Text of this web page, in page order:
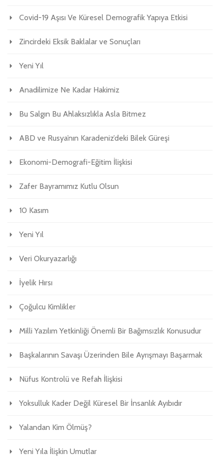
Covid-19 Aşısı Ve Küresel Demografik Yapıya Etkisi
Zincirdeki Eksik Baklalar ve Sonuçları
Yeni Yıl
Anadilimize Ne Kadar Hakimiz
Bu Salgın Bu Ahlaksızlıkla Asla Bitmez
ABD ve Rusya’nın Karadeniz’deki Bilek Güreşi
Ekonomi-Demografi-Eğitim İlişkisi
Zafer Bayramımız Kutlu Olsun
10 Kasım
Yeni Yıl
Veri Okuryazarlığı
İyelik Hırsı
Çoğulcu Kimlikler
Milli Yazılım Yetkinliği Önemli Bir Bağımsızlık Konusudur
Başkalarının Savaşı Üzerinden Bile Ayrışmayı Başarmak
Nüfus Kontrolü ve Refah İlişkisi
Yoksulluk Kader Değil Küresel Bir İnsanlık Ayıbıdır
Yalandan Kim Ölmüş?
Yeni Yıla İlişkin Umutlar